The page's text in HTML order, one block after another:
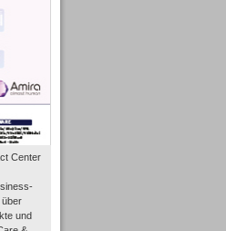
Center
über
und